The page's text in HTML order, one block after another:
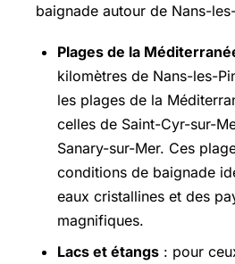
baignade autour de Nans-
Plages de la
kilomètres de Nans-les-
les plages de la
celles de Saint-Cyr-sur-
Sanary-sur-Mer. Ces
conditions de baignade
eaux cristallines et des
magnifiques.
Lacs et étangs : pour